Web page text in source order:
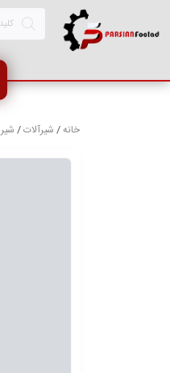
خانه/ شیرآلات/